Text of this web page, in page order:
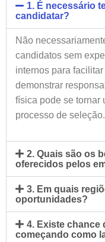
1. É necessário
candidatar?
Não
candidatos sem
internos para
demonstrar
física pode se tornar
processo de seleção.
2. Quais são os
oferecidos pelos
3. Em quais
oportunidades?
4. Existe chance
começando como